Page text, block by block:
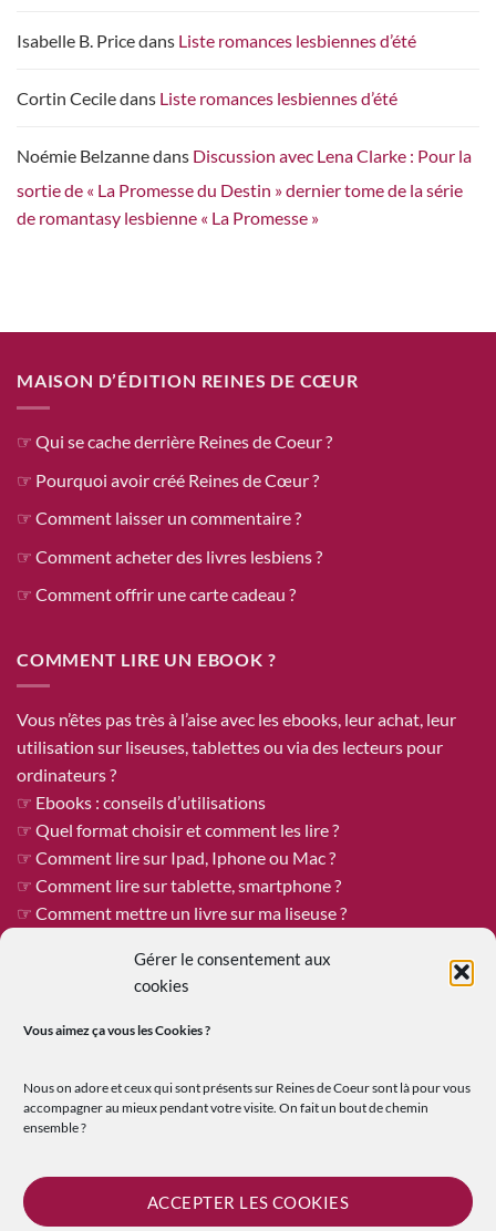
Gérer le consentement aux
cookies
Vous aimez ça vous lesCookies ?
Nous on adore et ceux qui sont présents sur Reines de Coeur sont là pour vous
accompagner au mieux pendant votre visite. On fait un bout de chemin
ensemble ?
ACCEPTER LES COOKIES
Isabelle B. Pricedans Liste romances lesbiennes d’été
Cortin Ceciledans Liste romances lesbiennes d’été
Noémie Belzannedans Discussion avec Lena Clarke : Pour la
sortie de « La Promesse du Destin » dernier tome de la série
de romantasy lesbienne « La Promesse »
MAISON D’ÉDITION REINES DE CŒUR
☞ Qui se cache derrière Reines de Coeur ?
☞ Pourquoi avoir créé Reines de Cœur ?
☞ Comment laisser un commentaire ?
☞ Comment acheter des livres lesbiens ?
☞ Comment offrir une carte cadeau ?
COMMENT LIRE UN EBOOK ?
Vous n’êtes pas très à l’aise avec les ebooks, leur achat, leur
utilisation sur liseuses, tablettes ou via des lecteurs pour
ordinateurs ?
☞ Ebooks : conseils d’utilisations
☞ Quel format choisir et comment les lire ?
☞ Comment lire sur Ipad, Iphone ou Mac ?
☞ Comment lire sur tablette, smartphone ?
☞ Comment mettre un livre sur ma liseuse ?
ÊTRE PUBLIÉE CHEZ REINES DE COEUR
publier !
Vous êtes un.e auteur.e qui recherche une maison d’édition
ouverte où le travail et les échanges humains sont au premier
☞